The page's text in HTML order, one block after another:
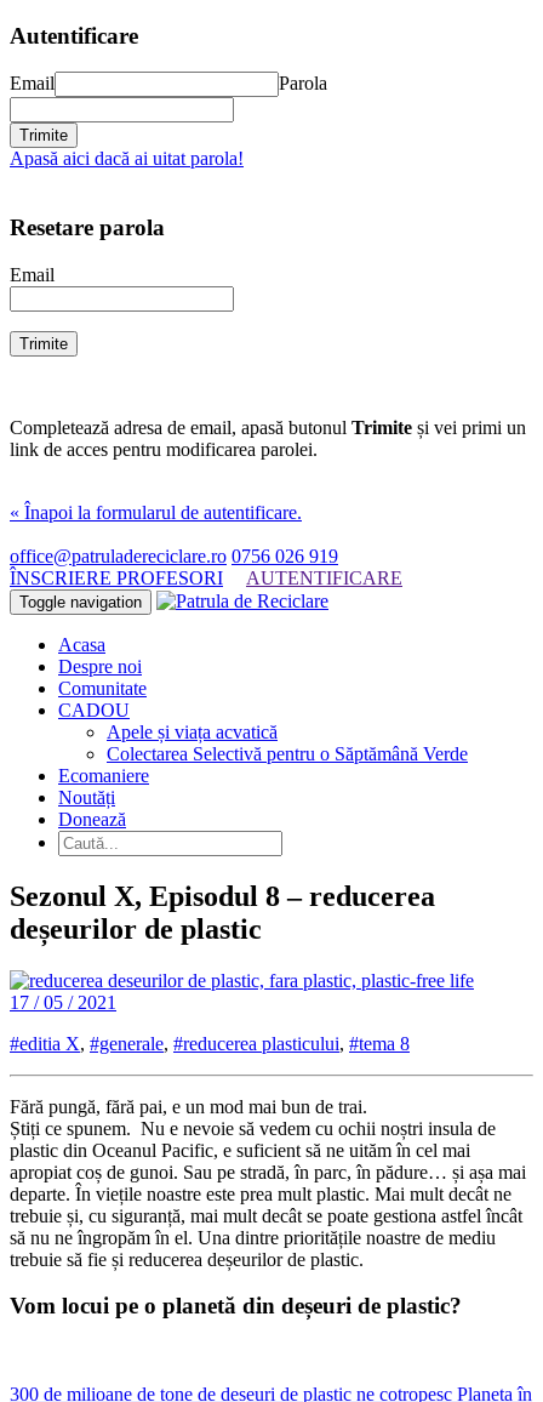
Autentificare
Email Parola
Apasă aici dacă ai uitat parola!
Resetare parola
Email
Completează adresa de email, apasă butonul Trimite și vei primi un
link de acces pentru modificarea parolei.
« Înapoi la formularul de autentificare.
office@patruladereciclare.ro 0756 026 919
ÎNSCRIERE PROFESORI
AUTENTIFICARE
Toggle navigation
Acasa
Despre noi
Comunitate
CADOU
Apele și viața acvatică
Colectarea Selectivă pentru o Săptămână Verde
Ecomaniere
Noutăți
Donează
Sezonul X, Episodul 8 – reducerea
deșeurilor de plastic
17 / 05 / 2021
#editia X, #generale, #reducerea plasticului, #tema 8
Fără pungă, fără pai, e un mod mai bun de trai.
Știți ce spunem. Nu e nevoie să vedem cu ochii noștri insula de
plastic din Oceanul Pacific, e suficient să ne uităm în cel mai
apropiat coș de gunoi. Sau pe stradă, în parc, în pădure… și așa mai
departe. În viețile noastre este prea mult plastic. Mai mult decât ne
trebuie și, cu siguranță, mai mult decât se poate gestiona astfel încât
să nu ne îngropăm în el. Una dintre prioritățile noastre de mediu
trebuie să fie și reducerea deșeurilor de plastic.
Vom locui pe o planetă din deșeuri de plastic?
300 de milioane de tone de deșeuri de plastic ne cotropesc Planeta în